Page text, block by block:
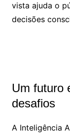
vista ajuda o
decisões
Um futuro
desafios
A Inteligência